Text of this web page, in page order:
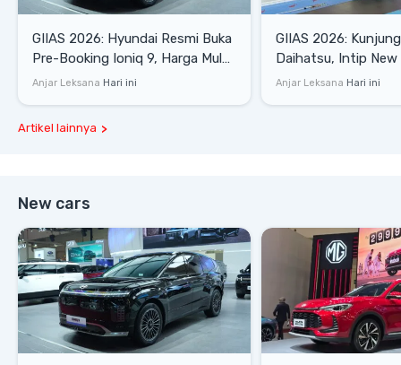
GIIAS 2026: Hyundai Resmi Buka
Pre-Booking Ioniq 9, Harga Mulai
Rp1,49 Miliar
Anjar Leksana Hari ini
GIIAS 2026:
Daihatsu, Intip New
SE hingga Gran
Anjar Leksana Hari ini
Artikel lainnya
New cars